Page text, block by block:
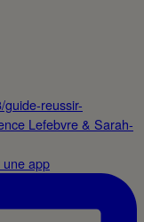
app